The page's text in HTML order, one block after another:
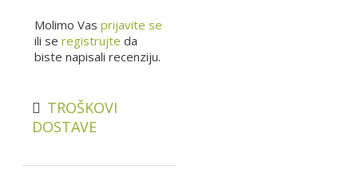
Molimo Vas prijavite se
ili se registrujte da
biste napisali recenziju.
TROŠKOVI
DOSTAVE